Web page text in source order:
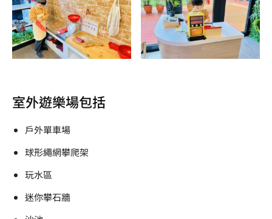
室外遊樂場包括
戶外單車場
球形繩網攀爬架
玩水區
迷你攀石牆